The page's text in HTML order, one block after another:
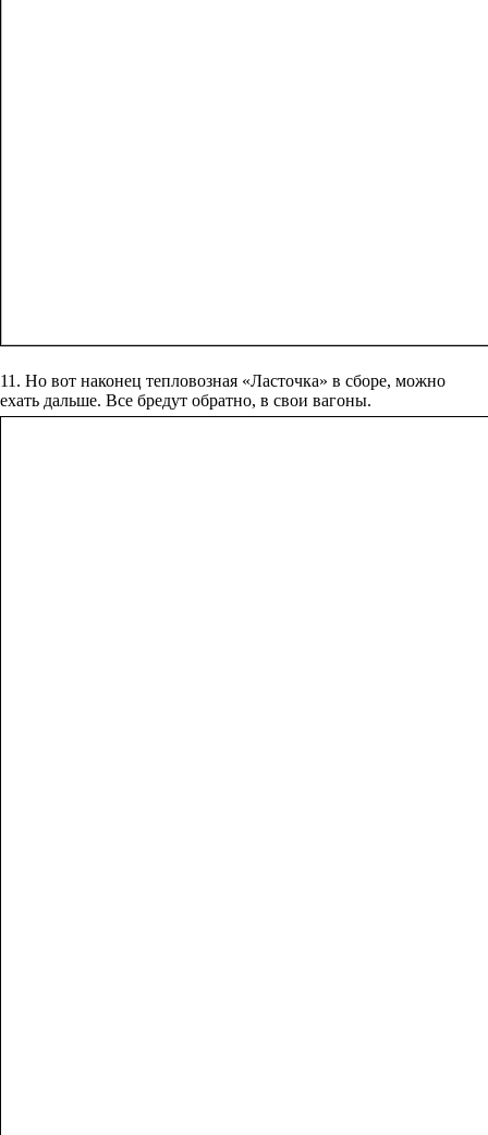
11. Но вот наконец тепловозная «Ласточка» в сборе, можно
ехать дальше. Все бредут обратно, в свои вагоны.